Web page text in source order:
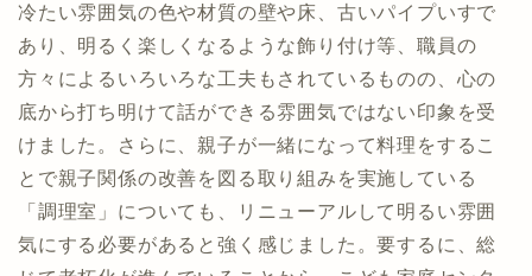
冷たい雰囲気の色や材質の壁や床、古いパイプいすで
あり、明るく楽しくなるような飾り付け等、職員の
方々によるいろいろな工夫もされているものの、心の
底から打ち明けて話ができる雰囲気ではない印象を受
けました。さらに、親子が一緒になって料理をするこ
とで親子関係の改善を図る取り組みを実施している
「調理室」についても、リニューアルして明るい雰囲
気にする必要があると強く感じました。要するに、総